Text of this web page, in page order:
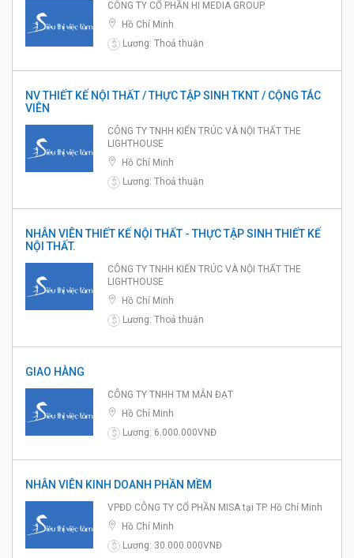
CÔNG TY CỔ PHẦN HI MEDIA GROUP
Hồ Chí Minh
$
Lương: Thoả thuận
NV THIẾT KẾ NỘI THẤT / THỰC TẬP SINH TKNT / CỘNG TÁC
VIÊN
CÔNG TY TNHH KIẾN TRÚC VÀ NỘI THẤT THE
LIGHTHOUSE
Hồ Chí Minh
$
Lương: Thoả thuận
NHÂN VIÊN THIẾT KẾ NỘI THẤT - THỰC TẬP SINH THIẾT KẾ
NỘI THẤT.
CÔNG TY TNHH KIẾN TRÚC VÀ NỘI THẤT THE
LIGHTHOUSE
Hồ Chí Minh
$
Lương: Thoả thuận
GIAO HÀNG
CÔNG TY TNHH TM MẪN ĐẠT
Hồ Chí Minh
$
Lương: 6.000.000VNĐ
NHÂN VIÊN KINH DOANH PHẦN MỀM
VPĐD CÔNG TY CỔ PHẦN MISA tại TP. Hồ Chí Minh
Hồ Chí Minh
$
Lương: 30.000.000VNĐ